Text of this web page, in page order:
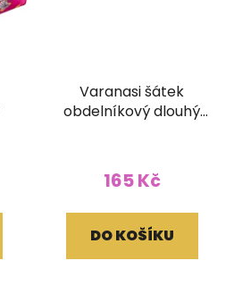
Varanasi šátek
obdelníkový dlouhý
165 Kč
DO KOŠÍKU